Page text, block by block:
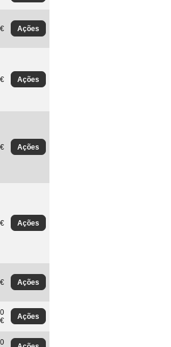
Ações
Ações
Ações
Ações
Ações
€
Ações